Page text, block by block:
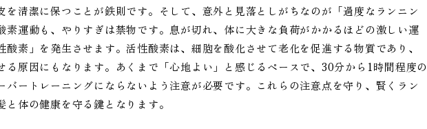
を清潔に保つことが鉄則です。そして、意外と見落としがちなのが「過度なランニン
素運動も、やりすぎは禁物です。息が切れ、体に大きな負荷がかかるほどの激しい運
酸素」を発生させます。活性酸素は、細胞を酸化させて老化を促進する物質であり、
る原因にもなります。あくまで「心地よい」と感じるペースで、30分から1時間程度の
バートレーニングにならないよう注意が必要です。これらの注意点を守り、賢くラン
体の健康を守る鍵となります。